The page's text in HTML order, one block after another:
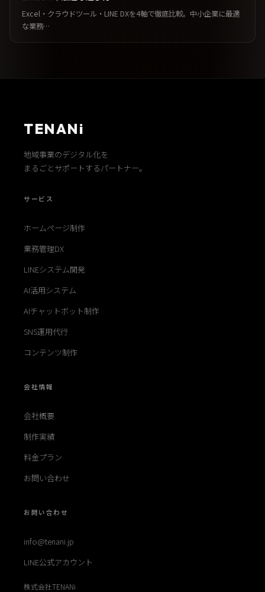
Excel・クラウドツール・LINE DXを4軸で徹底比較。中小企業に最適
な業務…
TENANi
地域事業のデジタル化を
まるごとサポートするパートナー。
サービス
ホームページ制作
業務管理DX
LINEシステム開発
AI活用システム
AIチャットボット制作
SNS運用代行
コンテンツ制作
会社情報
会社概要
制作実績
料金プラン
お問い合わせ
お問い合わせ
info@tenani.jp
LINE公式アカウント
株式会社TENANi